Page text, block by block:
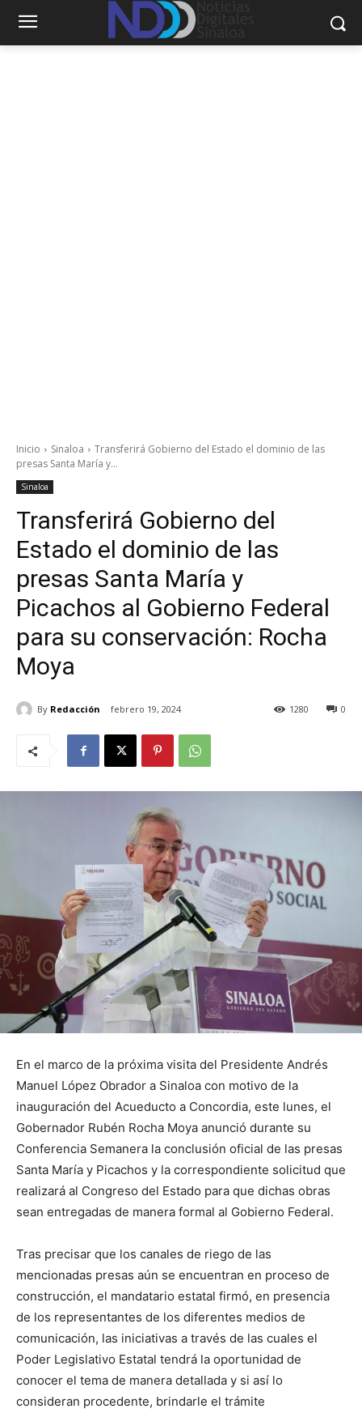
Inicio Sinaloa
Transferirá Gobierno del Estado el dominio de las
presas Santa María y...
Sinaloa
Transferirá Gobierno del
Estado el dominio de las
presas Santa María y
Picachos al Gobierno Federal
para su conservación: Rocha
Moya
By Redacción febrero 19, 2024 0
1280
En el marco de la próxima visita del Presidente Andrés
Manuel López Obrador a Sinaloa con motivo de la
inauguración del Acueducto a Concordia, este lunes, el
Gobernador Rubén Rocha Moya anunció durante su
Conferencia Semanera la conclusión oficial de las presas
Santa María y Picachos y la correspondiente solicitud que
realizará al Congreso del Estado para que dichas obras
sean entregadas de manera formal al Gobierno Federal.
Tras precisar que los canales de riego de las
mencionadas presas aún se encuentran en proceso de
construcción, el mandatario estatal firmó, en presencia
de los representantes de los diferentes medios de
comunicación, las iniciativas a través de las cuales el
Poder Legislativo Estatal tendrá la oportunidad de
conocer el tema de manera detallada y si así lo
consideran procedente, brindarle el trámite